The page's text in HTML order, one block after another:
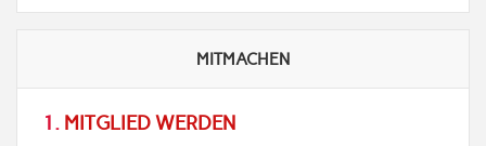
MITMACHEN
1. MITGLIED WERDEN